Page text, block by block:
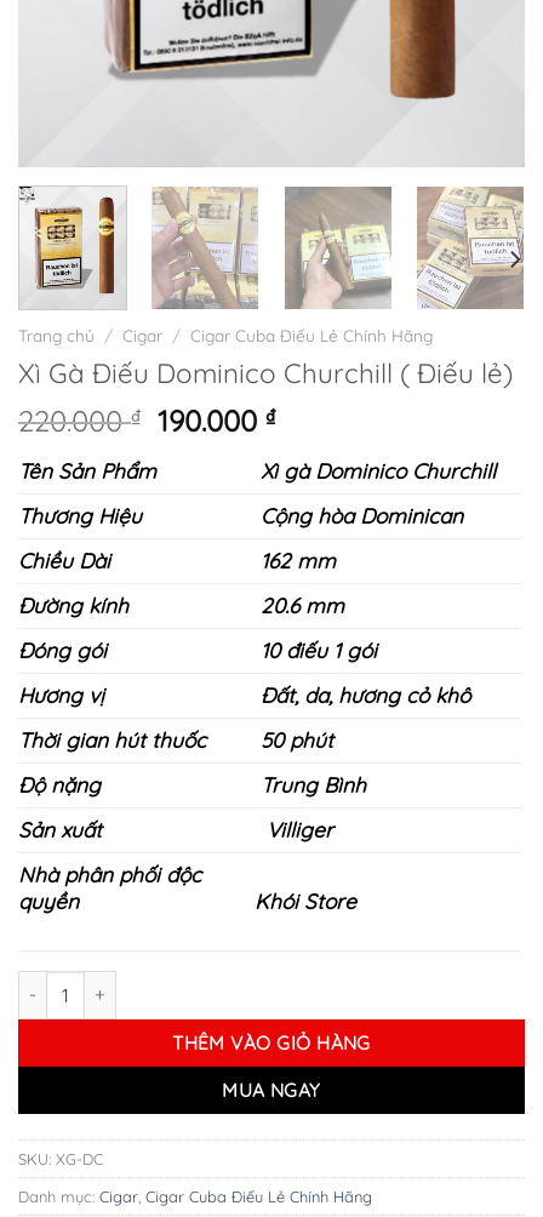
Trang chủ / Cigar / Cigar Cuba Điếu Lẻ Chính Hãng
Xì Gà Điếu Dominico Churchill ( Điếu lẻ)
220.000₫
Giá
là:
220.000 ₫.
190.000₫Giá
tại
là:
190.000 ₫.
Tên Sản Phẩm
Xì gà Dominico Churchill
Thương Hiệu
Cộng hòa Dominican
Chiều Dài
162 mm
Đường kính
20.6 mm
Đóng gói
10 điếu 1 gói
Hương vị
Đất, da, hương cỏ khô
Thời gian hút thuốc
50 phút
Độ nặng
Trung Bình
Sản xuất
Villiger
Nhà phân phối độc
quyền
Khói Store
Xì Gà Điếu Dominico Churchill ( Điếu lẻ) số lượng
THÊM VÀO GIỎ HÀNG
MUA NGAY
SKU: XG-DC
Danh mục: Cigar Cigar Cuba Điếu Lẻ Chính Hãng